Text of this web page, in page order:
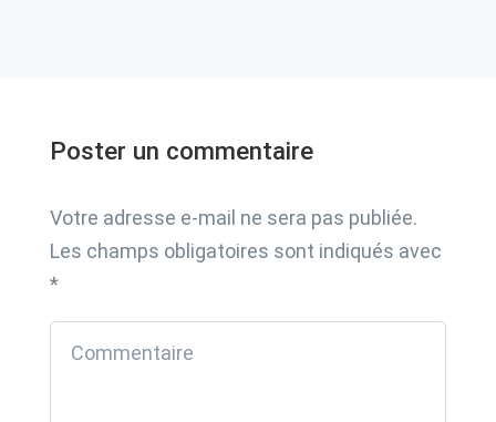
Poster un commentaire
Votre adresse e-mail ne sera pas publiée.
Les champs obligatoires sont indiqués avec
*